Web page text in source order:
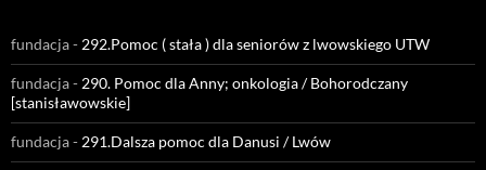
fundacja- 292.Pomoc ( stała ) dla seniorów z lwowskiego UTW
fundacja- 290. Pomoc dla Anny; onkologia / Bohorodczany
[stanisławowskie]
fundacja- 291.Dalsza pomoc dla Danusi / Lwów